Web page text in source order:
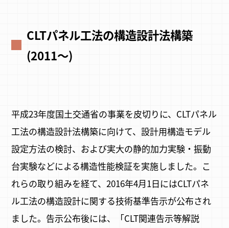
CLTパネル工法の構造設計法構築
(2011～)
平成23年度国土交通省の事業を皮切りに、CLTパネル
工法の構造設計法構築に向けて、設計用構造モデル
設定方法の検討、および実大の静的加力実験・振動
台実験などによる構造性能検証を実施しました。こ
れらの取り組みを経て、2016年4月1日にはCLTパネ
ル工法の構造設計に関する技術基準告示が公布され
ました。告示公布後には、「CLT関連告示等解説